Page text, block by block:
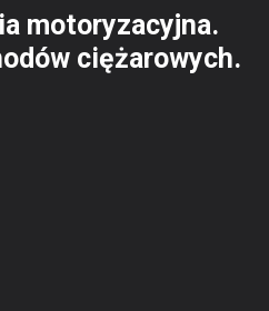
motoryzacyjna.
ciężarowych.